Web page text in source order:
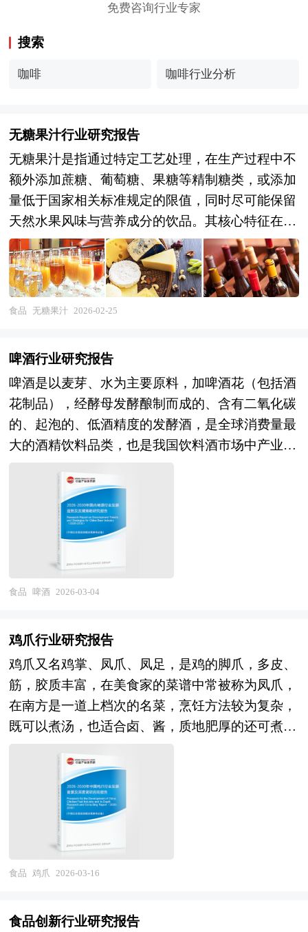
免费咨询行业专家
搜索
咖啡 咖啡行业分析
无糖果汁行业研究报告
无糖果汁是指通过特定工艺处理，在生产过程中不
额外添加蔗糖、葡萄糖、果糖等精制糖类，或添加
量低于国家相关标准规定的限值，同时尽可能保留
天然水果风味与营养成分的饮品。其核心特征在于
以“无添加糖”或“低糖”为卖点，满足消费者对健康
饮食的需求，尤其适合控糖人群、糖尿病患者及追
求低热量摄入的群体。 无糖果汁的原料通常选用
新鲜水果或浓缩果汁，通过物理方法（如压榨、离
天然果胶，提升口感顺滑度；或通过真空浓缩、低
温蒸发等技术去除部分水分，延长保质期。在糖分
控制上，生产商可能通过以下方式实现：一是完全
不添加任何形式的游离糖，仅依赖水果本身的天然
糖分（如苹果汁中的果糖）；二是使用代糖（如赤
藓糖醇、甜菊糖苷）部分替代传统糖类，以降低热
量同时保持甜味；三是通过调整水果品种或配比，
选择低糖水果（如柠檬、西柚）作为主要原料，从
源头减少糖分含量。 无糖果汁需符合国家对“无
糖”“低糖”食品的强制标准：例如，中国《预包装
食品营养标签通则》规定，“无糖”指每100毫升饮
料中含糖量≤0.5克，“低糖”则要求≤5克。此外，产
障消费者知情权。随着健康消费趋势的兴起，无糖
果汁已从单一的功能性饮品发展为涵盖纯果汁、复
合果汁、NFC（非浓缩还原）果汁等多个品类的细
分市场，其技术发展正朝着更天然、更营养、更接
近鲜果口感的方向演进。 本报告利用中研普华长
同时依据国家统计局、国家商务部、国家发改委、
国务院发展研究中心、行业协会、中国行业研究
网、全国及海外专业研究机构提供的大量权威资
料，采用与国际同步的科学分析模型，全面而准确
地为您从行业的整体高度来架构分析体系。让您全
面、准确地把握整个无糖果汁行业的市场走向和发
竞争格局、标杆企业、发展趋势、机会风险、发展
食品 无糖果汁 2026-02-25
啤酒行业研究报告
啤酒是以麦芽、水为主要原料，加啤酒花（包括酒
花制品），经酵母发酵酿制而成的、含有二氧化碳
的、起泡的、低酒精度的发酵酒，是全球消费量最
大的酒精饮料品类，也是我国饮料酒市场中产业化
畴涵盖原料种植（大麦、啤酒花）、麦芽加工、啤
酒酿造、包装物流、渠道分销及终端消费等完整产
业链，涉及农业、食品生物工程、智能制造、品牌
营销、供应链管理等多领域交叉融合，具有消费频
次高、品牌忠诚度强、渠道网络密集、规模效应显
著的显著特征。作为快消品行业的重要支柱，啤酒
农业产业化、促进就业、贡献税收的重要力量，其
标准化规模化的双重特质。 当前，中国啤酒行业
正处于存量竞争深化与结构升级加速的关键转型
期。在市场规模层面，啤酒产量与消费量已触及天
花板，行业从增量扩张转向存量博弈，总量稳定但
内部结构剧烈调整；高端化成为核心增长引擎，产
品均价持续提升，但与国际成熟市场相比仍有升级
空间。在竞争格局层面，市场高度集中，华润雪
花、青岛啤酒、百威亚太、燕京啤酒、嘉士伯中国
五大巨头主导，区域割据与全国化布局并存；精酿
啤酒、原浆啤酒、低度酒饮等新兴势力涌现，但市
场份额有限，传统巨头通过收购或推出子品牌应对
纯生、白啤、IPA、世涛等品类拓展，果味啤酒、
食品 啤酒 2026-03-04
鸡爪行业研究报告
鸡爪又名鸡掌、凤爪、凤足，是鸡的脚爪，多皮、
筋，胶质丰富，在美食家的菜谱中常被称为凤爪，
在南方是一道上档次的名菜，烹饪方法较为复杂，
既可以煮汤，也适合卤、酱，质地肥厚的还可煮熟
维生素等营养物质，具有软化血管、养颜护肤等功
效，不过胆固醇和脂肪含量较高，建议适量食用并
选择健康的烹饪方式。 2026年，鸡爪相关的食品
安全问题成为社会热点，央视“3•15”晚会曝光了多
条触目惊心的黑产链条，部分企业为追求鸡爪白净
饱满的卖相，违规使用工业级过氧化氢或工业烧碱
乱不堪，鸡爪直接裸露堆放在潮湿肮脏的地面，甚
食品 鸡爪 2026-03-16
食品创新行业研究报告